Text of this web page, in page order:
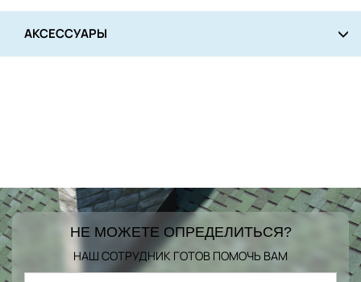
АКСЕССУАРЫ
НЕ МОЖЕТЕ ОПРЕДЕЛИТЬСЯ?
НАШ СОТРУДНИК ГОТОВ ПОМОЧЬ ВАМ